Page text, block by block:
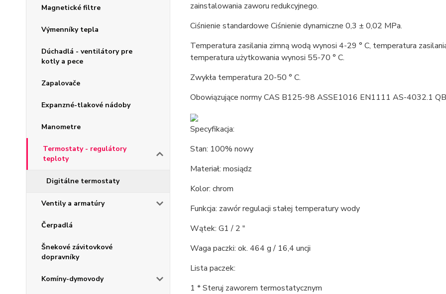
Magnetické filtre
Výmenníky tepla
Dúchadlá - ventilátory pre
kotly a pece
Zapalovače
Expanzné-tlakové nádoby
Manometre
Termostaty - regulátory
teploty
Digitálne termostaty
Ventily a armatúry
Čerpadlá
Šnekové závitovkové
dopravníky
Komíny-dymovody
zainstalowania zaworu redukcyjnego.
Ciśnienie standardowe Ciśnienie dynamiczne 0,3 ± 0,02 MPa.
Temperatura zasilania zimną wodą wynosi 4-29 ° C, temperatura
temperatura użytkowania wynosi 55-70 ° C.
Zwykła temperatura 20-50 ° C.
Obowiązujące normy CAS B125-98 ASSE1016 EN1111 AS-4032.1
Specyfikacja:
Stan: 100% nowy
Materiał: mosiądz
Kolor: chrom
Funkcja: zawór regulacji stałej temperatury wody
Wątek: G1 / 2 "
Waga paczki: ok. 464 g / 16,4 uncji
Lista paczek:
1 * Steruj zaworem termostatycznym